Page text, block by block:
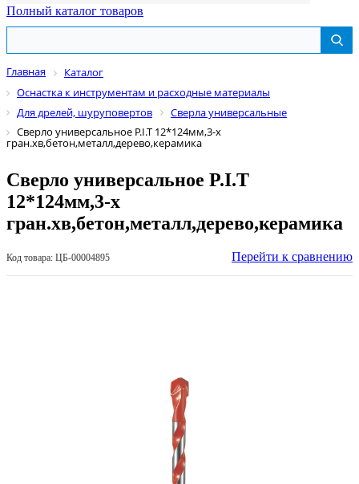
Полный каталог товаров
Главная
Каталог
Оснастка к инструментам и расходные материалы
Для дрелей, шуруповертов
Сверла универсальные
Сверло универсальное P.I.T 12*124мм,3-х
гран.хв,бетон,металл,дерево,керамика
Сверло универсальное P.I.T
12*124мм,3-х
гран.хв,бетон,металл,дерево,керамика
Код товара: ЦБ-00004895 Перейти к сравнению